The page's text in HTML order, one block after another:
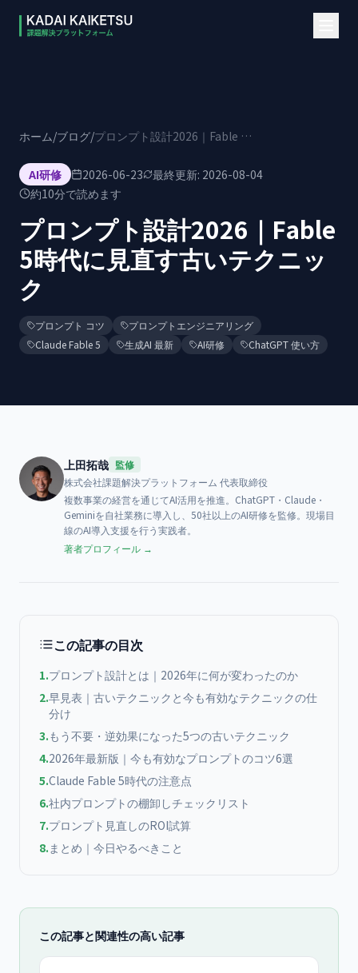
ホーム/ブログ/ プロンプト設計2026｜Fable 5時代に見直す古いテクニック
AI研修 2026-06-23 最終更新: 2026-08-04
約10分で読めます
プロンプト設計2026｜Fable
5時代に見直す古いテクニッ
ク
プロンプト コツ
プロンプトエンジニアリング
Claude Fable 5
生成AI 最新 AI研修 ChatGPT 使い方
上田拓哉 監修
株式会社課題解決プラットフォーム 代表取締役
複数事業の経営を通じてAI活用を推進。ChatGPT・Claude・
Geminiを自社業務に導入し、50社以上のAI研修を監修。現場目
線のAI導入支援を行う実践者。
著者プロフィール →
この記事の目次
1.プロンプト設計とは｜2026年に何が変わったのか
2.早見表｜古いテクニックと今も有効なテクニックの仕
分け
3.もう不要・逆効果になった5つの古いテクニック
4.2026年最新版｜今も有効なプロンプトのコツ6選
5.Claude Fable 5時代の注意点
6.社内プロンプトの棚卸しチェックリスト
7.プロンプト見直しのROI試算
8.まとめ｜今日やるべきこと
この記事と関連性の高い記事